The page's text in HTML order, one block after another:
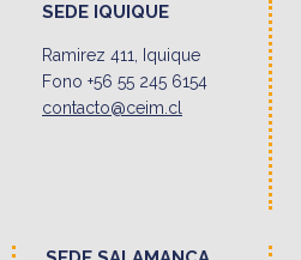
SEDE IQUIQUE
Ramirez 411, Iquique
Fono +56 55 245 6154
contacto@ceim.cl